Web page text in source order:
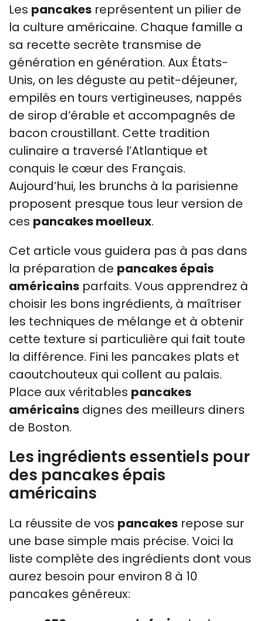
Les pancakes représentent un pilier de
la culture américaine. Chaque famille a
sa recette secrète transmise de
génération en génération. Aux États-
Unis, on les déguste au petit-déjeuner,
empilés en tours vertigineuses, nappés
de sirop d’érable et accompagnés de
bacon croustillant. Cette tradition
culinaire a traversé l’Atlantique et
conquis le cœur des Français.
Aujourd’hui, les brunchs à la parisienne
proposent presque tous leur version de
ces pancakes moelleux.
Cet article vous guidera pas à pas dans
la préparation de pancakes épais
américains parfaits. Vous apprendrez à
choisir les bons ingrédients, à maîtriser
les techniques de mélange et à obtenir
cette texture si particulière qui fait toute
la différence. Fini les pancakes plats et
caoutchouteux qui collent au palais.
Place aux véritables pancakes
américains dignes des meilleurs diners
de Boston.
Les ingrédients essentiels pour
des pancakes épais
américains
La réussite de vos pancakes repose sur
une base simple mais précise. Voici la
liste complète des ingrédients dont vous
aurez besoin pour environ 8 à 10
pancakes généreux: